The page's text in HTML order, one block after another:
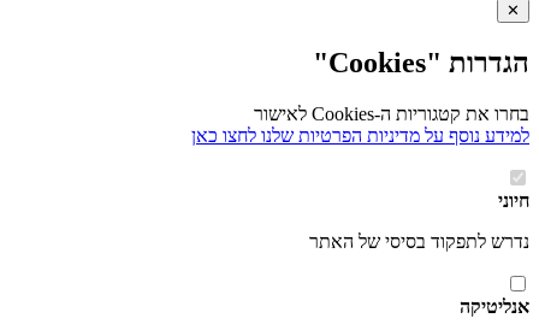
✕
הגדרות "Cookies"
בחרו את קטגוריות ה-Cookies לאישור
למידע נוסף על מדיניות הפרטיות שלנו לחצו כאן
חיוני
נדרש לתפקוד בסיסי של האתר
אנליטיקה